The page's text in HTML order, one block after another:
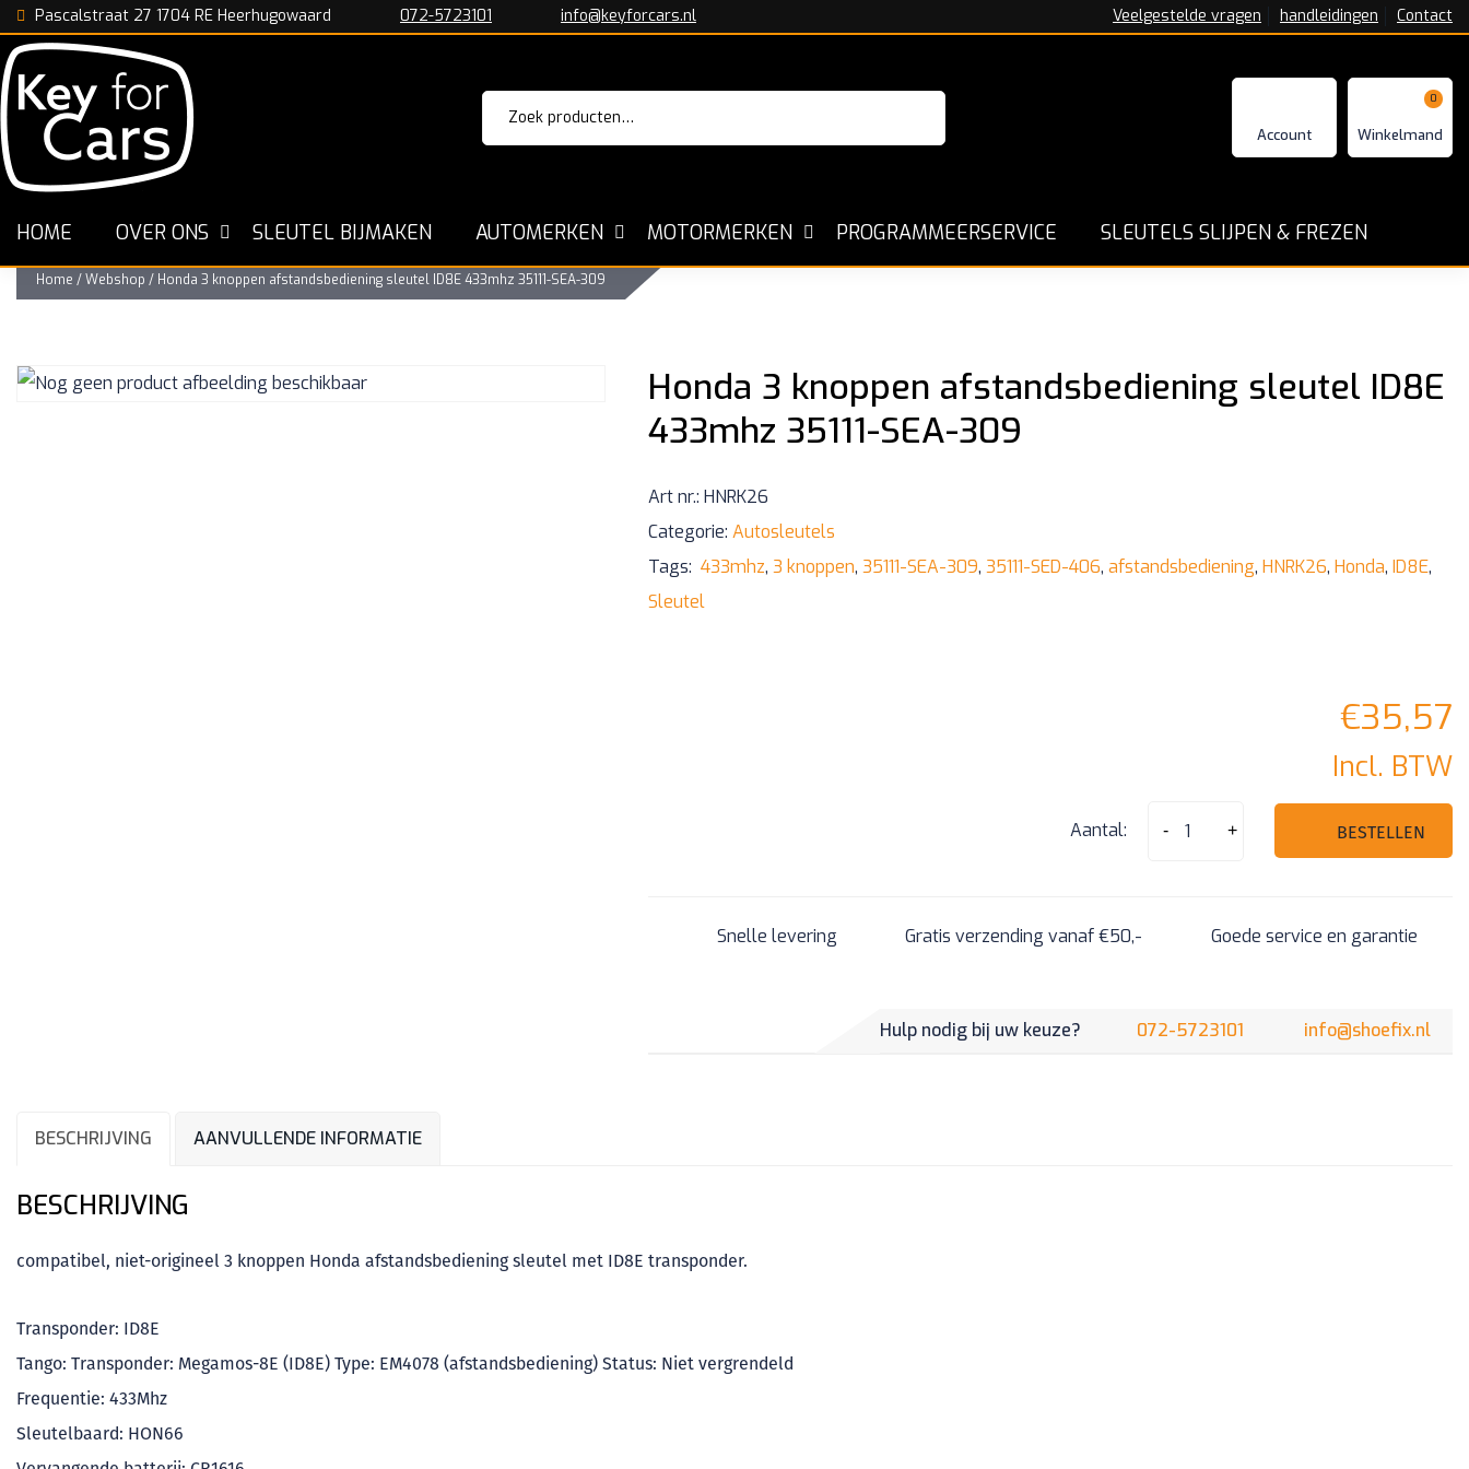
Pascalstraat 27 1704 RE Heerhugowaard 072-5723101 info@keyforcars.nl Veelgestelde vragen handleidingen Contact
Zoeken
naar:
0
HOME OVER ONS SLEUTEL BIJMAKEN AUTOMERKEN MOTORMERKEN PROGRAMMEERSERVICE SLEUTELS SLIJPEN & FREZEN
De Specialist in Nederland Snelle Werkwijze Sleutels voor alle Automerken Kopiëren - Repareren en Programmeren Goede service en
Home /Webshop / Honda 3 knoppen afstandsbediening sleutel ID8E 433mhz 35111-SEA-309
Honda 3 knoppen afstandsbediening sleutel ID8E
433mhz 35111-SEA-309
Art nr.:HNRK26
Categorie:Autosleutels
Tags: 433mhz,3 knoppen,35111-SEA-309,35111-SED-406,afstandsbediening,HNRK26,Honda,ID8E,
Sleutel
€35,57
Incl. BTW
Aantal: -
433mhz
+ BESTELLEN
Snelle levering Gratis verzending vanaf €50,- Goede service en garantie
Hulp nodig bij uw keuze? 072-5723101 info@shoefix.nl
BESCHRIJVING AANVULLENDE INFORMATIE
BESCHRIJVING
compatibel, niet-origineel 3 knoppen Honda afstandsbediening sleutel met ID8E transponder.
Transponder: ID8E
Tango: Transponder: Megamos-8E (ID8E) Type: EM4078 (afstandsbediening) Status: Niet vergrendeld
Frequentie: 433Mhz
Sleutelbaard: HON66